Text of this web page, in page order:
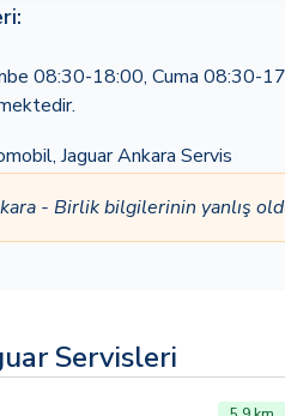
08:30-18:00, Cuma 08:30-
, Jaguar Ankara Servis
- Birlik bilgilerinin yanlış
Servisleri